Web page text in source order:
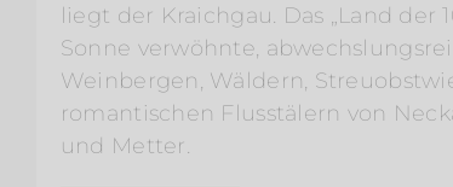
liegt der Kraichgau. Das „Land der
Sonne verwöhnte,
Weinbergen, Wäldern,
romantischen Flusstälern von
und Metter.